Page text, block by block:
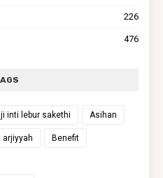
226
476
inti lebur sakethi Asihan
arjiyyah Benefit